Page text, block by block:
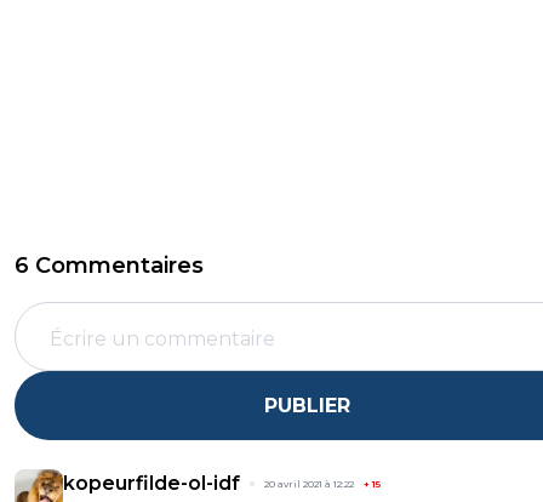
6 Commentaires
PUBLIER
kopeurfilde-ol-idf 20 avril 2021 à 12:22 +15